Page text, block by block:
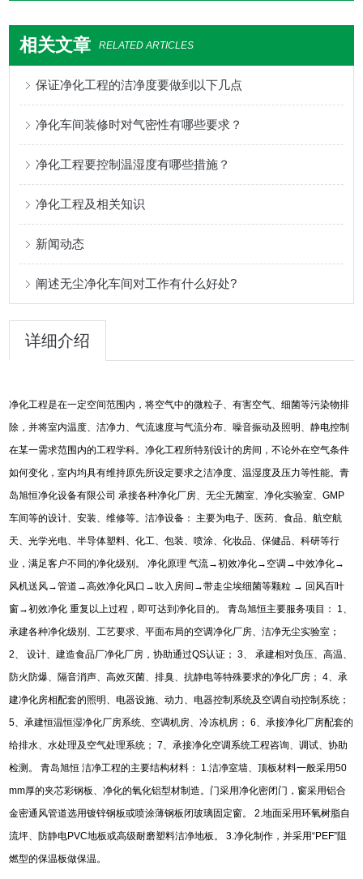
相关文章 RELATED ARTICLES
保证净化工程的洁净度要做到以下几点
净化车间装修时对气密性有哪些要求？
净化工程要控制温湿度有哪些措施？
净化工程及相关知识
新闻动态
阐述无尘净化车间对工作有什么好处?
详细介绍
净化工程是在一定空间范围内，将空气中的微粒子、有害空气、细菌等污染物排
除，并将室内温度、洁净力、气流速度与气流分布、噪音振动及照明、静电控制
在某一需求范围内的工程学科。净化工程所特别设计的房间，不论外在空气条件
如何变化，室内均具有维持原先所设定要求之洁净度、温湿度及压力等性能。青
岛旭恒净化设备有限公司 承接各种净化厂房、无尘无菌室、净化实验室、GMP
车间等的设计、安装、维修等。洁净设备：
主要为电子、医药、食品、航空航
天、光学光电、半导体塑料、化工、包装、喷涂、化妆品、保健品、科研等行
业，满足客户不同的净化级别。
净化原理 气流→初效净化→ 空调 →中效净化→
风机送风→管道 →高效净化风口 → 吹入房间 →带走尘埃细菌等颗粒 → 回风百叶
窗→初效净化 重复以上过程，即可达到净化目的。 青岛旭恒主要服务项目： 1、
承建各种净化级别、工艺要求、平面布局的空调净化厂房、洁净无尘实验室；
2、 设计、建造食品厂净化厂房，协助通过QS认证； 3、
承建相对负压、高温、
防火防爆、隔音消声、高效灭菌、排臭、抗静电等特殊要求的净化厂房； 4、承
建净化房相配套的照明、电器设施、动力、电器控制系统及空调自动控制系统；
5、承建恒温恒湿净化厂房系统、空调机房、冷冻机房； 6、承接净化厂房配套的
给排水、水处理及空气处理系统； 7、承接净化空调系统工程咨询、调试、协助
检测。
青岛旭恒 洁净工程的主要结构材料： 1.洁净室墙、顶板材料一般采用50
mm厚的夹芯彩钢板、净化的氧化铝型材制造。门采用净化密闭门，窗采用铝合
金密通风管道选用镀锌钢板或喷涂薄钢板闭玻璃固定窗。
2.地面采用环氧树脂自
流坪、防静电PVC地板或高级耐磨塑料洁净地板。 3.净化制作，并采用“PEF”阻
燃型的保温板做保温。